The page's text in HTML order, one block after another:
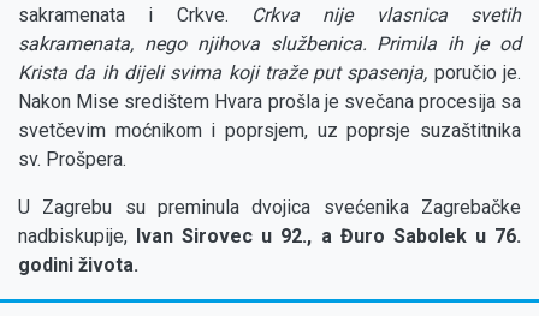
sakramenata i Crkve.
Crkva nije vlasnica svetih
sakramenata, nego njihova službenica. Primila ih je od
Krista da ih dijeli svima koji traže put spasenja, poručio je.
Nakon Mise središtem Hvara prošla je svečana procesija sa
svetčevim moćnikom i poprsjem, uz poprsje suzaštitnika
sv. Prošpera.
U Zagrebu su preminula dvojica svećenika Zagrebačke
nadbiskupije, Ivan Sirovec u 92., a Đuro Sabolek u 76.
godini života.